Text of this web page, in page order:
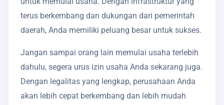
terus berkembang dan dukungan dari pemerintah
daerah, Anda memiliki peluang besar untuk sukses.
Jangan sampai orang lain memulai usaha terlebih
dahulu, segera urus izin usaha Anda sekarang juga.
Dengan legalitas yang lengkap, perusahaan Anda
akan lebih cepat berkembang dan lebih mudah